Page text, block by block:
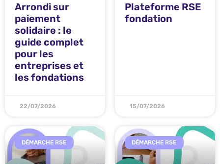
Arrondi sur
paiement
solidaire : le
guide complet
pour les
entreprises et
les fondations
22/07/2026
Plateforme RSE
fondation
15/07/2026
DÉMARCHE RSE DÉMARCHE RSE